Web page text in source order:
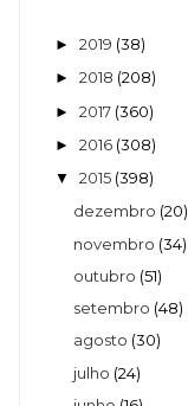
► 2019 (38)
► 2018 (208)
► 2017 (360)
► 2016 (308)
▼ 2015 (398)
dezembro (20)
novembro (34)
outubro (51)
setembro (48)
agosto (30)
julho (24)